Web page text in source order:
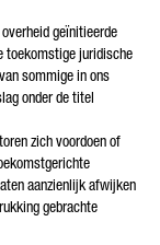
geïnitieerde
toekomstige juridische
sommige in ons
onder de titel
zich voordoen of
aanzienlijk afwijken
gebrachte